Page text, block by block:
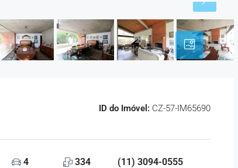
ID do Imóvel: CZ-57-IM65690
4 334 (11) 3094-0555